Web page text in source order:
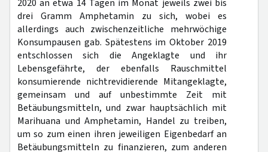
2020 an etwa 14 Tagen im Monat jeweils zwei bis
drei Gramm Amphetamin zu sich, wobei es
allerdings auch zwischenzeitliche mehrwöchige
Konsumpausen gab. Spätestens im Oktober 2019
entschlossen sich die Angeklagte und ihr
Lebensgefährte, der ebenfalls Rauschmittel
konsumierende nichtrevidierende Mitangeklagte,
gemeinsam und auf unbestimmte Zeit mit
Betäubungsmitteln, und zwar hauptsächlich mit
Marihuana und Amphetamin, Handel zu treiben,
um so zum einen ihren jeweiligen Eigenbedarf an
Betäubungsmitteln zu finanzieren, zum anderen